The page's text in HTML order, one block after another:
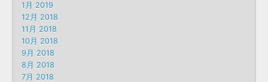
1月 2019
12月 2018
11月 2018
10月 2018
9月 2018
8月 2018
7月 2018